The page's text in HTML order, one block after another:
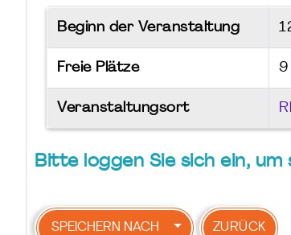
Beginn der Veranstaltung
Freie Plätze 9
Veranstaltungsort
Bitte loggen Sie sich ein,
SPEICHERN NACH ZURÜCK